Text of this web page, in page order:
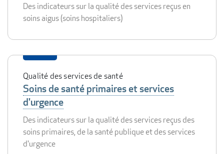
Des indicateurs sur la qualité des services reçus en
soins aigus (soins hospitaliers)
Qualité des services de santé
Soins de santé primaires et services
d'urgence
Des indicateurs sur la qualité des services reçus des
soins primaires, de la santé publique et des services
d'urgence